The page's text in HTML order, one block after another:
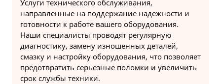
Услуги технического обслуживания,
направленные на поддержание надежности и
готовности к работе вашего оборудования.
Наши специалисты проводят регулярную
диагностику, замену изношенных деталей,
смазку и настройку оборудования, что позволяет
предотвратить серьезные поломки и увеличить
срок службы техники.